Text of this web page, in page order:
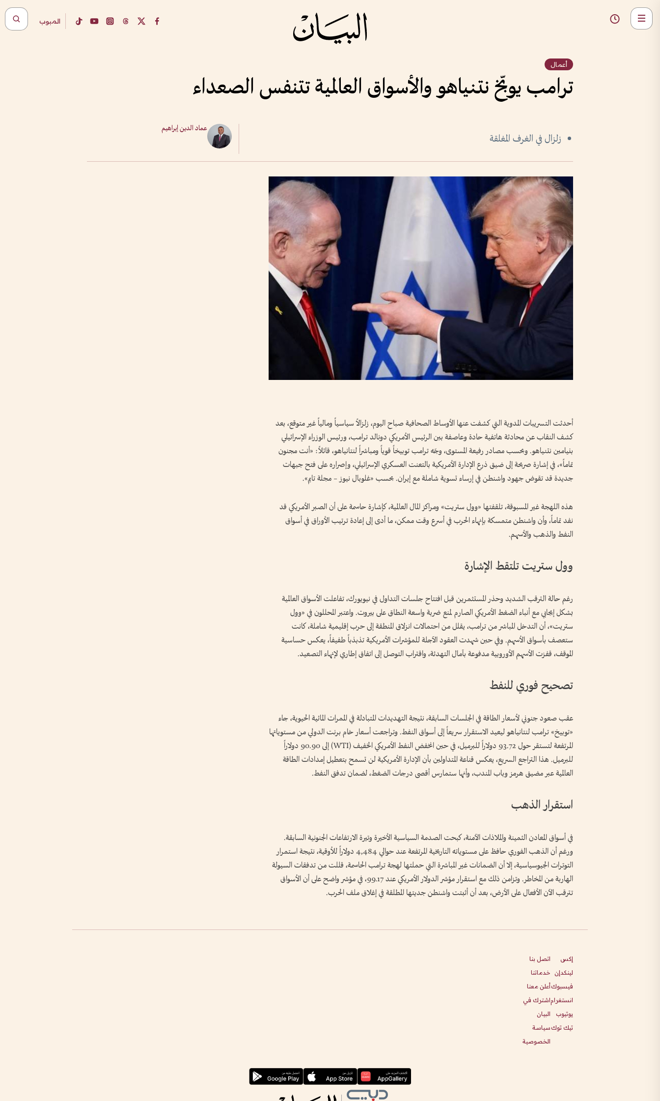
المبوب
أعمال
ترامب يوبّخ نتنياهو والأسواق العالمية تتنفس الصعداء
زلزال في الغرف المغلقة
عماد الدين إبراهيم
أحدثت التسريبات المدوية التي كشفت عنها الأوساط الصحافية صباح اليوم، زلزالاً سياسياً ومالياً غير متوقع، بعد
كشف النقاب عن محادثة هاتفية حادة وعاصفة بين الرئيس الأمريكي دونالد ترامب، ورئيس الوزراء الإسرائيلي
بنيامين نتنياهو. وبحسب مصادر رفيعة المستوى، وجّه ترامب توبيخاً قوياً ومباشراً لنتانياهو، قائلاً: «أنت مجنون
تماماً»، في إشارة صريحة إلى ضيق ذرع الإدارة الأمريكية بالتعنت العسكري الإسرائيلي، وإصراره على فتح جبهات
جديدة قد تقوض جهود واشنطن في إرساء تسوية شاملة مع إيران. بحسب «غلوبال نيوز – مجلة تايم».
هذه اللهجة غير المسبوقة، تلقفتها «وول ستريت» ومراكز المال العالمية، كإشارة حاسمة على أن الصبر الأمريكي قد
نفد تماماً، وأن واشنطن متمسكة بإنهاء الحرب في أسرع وقت ممكن، ما أدى إلى إعادة ترتيب الأوراق في أسواق
النفط والذهب والأسهم.
وول ستريت تلتقط الإشارة
رغم حالة الترقب الشديد وحذر المستثمرين قبل افتتاح جلسات التداول في نيويورك، تفاعلت الأسواق العالمية
بشكل إيجابي مع أنباء الضغط الأمريكي الصارم لمنع ضربة واسعة النطاق على بيروت. واعتبر المحللون في «وول
ستريت»، أن التدخل المباشر من ترامب، يقلل من احتمالات انزلاق المنطقة إلى حرب إقليمية شاملة، كانت
ستعصف بأسواق الأسهم. وفي حين شهدت العقود الآجلة للمؤشرات الأمريكية تذبذباً طفيفاً، يعكس حساسية
الموقف، قفزت الأسهم الأوروبية مدفوعة بآمال التهدئة، واقتراب التوصل إلى اتفاق إطاري لإنهاء التصعيد.
تصحيح فوري للنفط
عقب صعود جنوني لأسعار الطاقة في الجلسات السابقة، نتيجة التهديدات المتبادلة في الممرات المائية الحيوية، جاء
«توبيخ» ترامب لنتانياهو ليعيد الاستقرار سريعاً إلى أسواق النفط. وتراجعت أسعار خام برنت الدولي من مستوياتها
المرتفعة لتستقر حول 93.72 دولاراً للبرميل، في حين انخفض النفط الأمريكي الخفيف (WTI) إلى 90.90 دولاراً
للبرميل. هذا التراجع السريع، يعكس قناعة المتداولين بأن الإدارة الأمريكية لن تسمح بتعطيل إمدادات الطاقة
العالمية عبر مضيق هرمز وباب المندب، وأنها ستمارس أقصى درجات الضغط، لضمان تدفق النفط.
استقرار الذهب
في أسواق المعادن الثمينة والملاذات الآمنة، كبحت الصدمة السياسية الأخيرة وتيرة الارتفاعات الجنونية السابقة.
ورغم أن الذهب الفوري حافظ على مستوياته التاريخية المرتفعة عند حوالي 4,484 دولاراً للأوقية، نتيجة استمرار
التوترات الجيوسياسية، إلا أن الضمانات غير المباشرة التي حملتها لهجة ترامب الحاسمة، قللت من تدفقات السيولة
الهاربة من المخاطر. وتزامن ذلك مع استقرار مؤشر الدولار الأمريكي عند 99.17، في مؤشر واضح على أن الأسواق
تترقب الآن الأفعال على الأرض، بعد أن أثبتت واشنطن جديتها المطلقة في إغلاق ملف الحرب.
إكس
لينكدإن
فيسبوك
انستغرام
يوتيوب
تيك توك
اتصل بنا
خدماتنا
أعلن معنا
اشترك في
البيان
سياسة
الخصوصية